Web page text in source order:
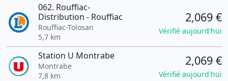
062. Rouffiac-
Distribution - Rouffiac
Rouffiac-Tolosan
5,7 km
2,069 €
Vérifié aujourd'hui
Station U Montrabe
Montrabe
7,8 km
2,069 €
Vérifié aujourd'hui